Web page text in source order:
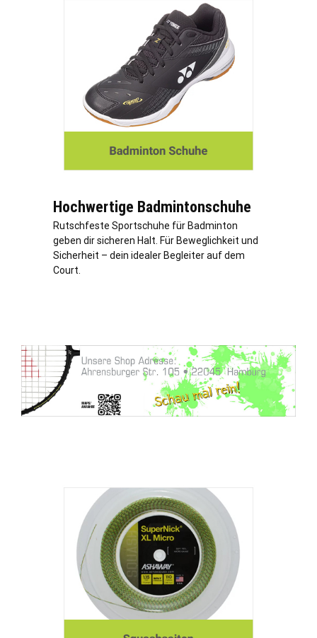
Hochwertige Badmintonschuhe
Rutschfeste Sportschuhe für Badminton
geben dir sicheren Halt. Für Beweglichkeit und
Sicherheit – dein idealer Begleiter auf dem
Court.